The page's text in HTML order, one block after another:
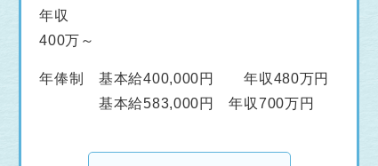
年収
400万～
年俸制 基本給400,000円 年収480万円
基本給583,000円 年収700万円